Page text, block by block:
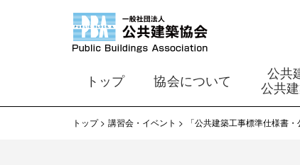
トップ 協会について
公共
公共
トップ 講習会・イベント 「公共建築工事標準仕様書